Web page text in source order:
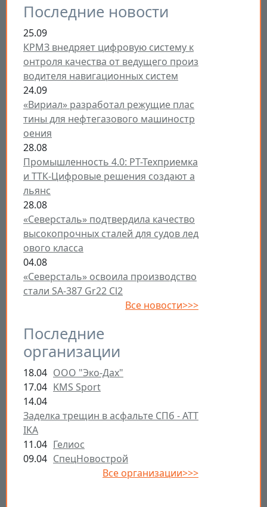
Последние новости
25.09
КРМЗ внедряет цифровую систему к
онтроля качества от ведущего произ
водителя навигационных систем
24.09
«Вириал» разработал режущие плас
тины для нефтегазового машиностр
оения
28.08
Промышленность 4.0: РТ-Техприемка
и ТТК-Цифровые решения создают а
льянс
28.08
«Северсталь» подтвердила качество
высокопрочных сталей для судов лед
ового класса
04.08
«Северсталь» освоила производство
стали SA-387 Gr22 Cl2
Все новости>>>
Последние
организации
18.04 ООО "Эко-Дах"
17.04 KMS Sport
14.04
Заделка трещин в асфальте СПб - ATT
IKA
11.04 Гелиос
09.04 СпецНовострой
Все организации>>>